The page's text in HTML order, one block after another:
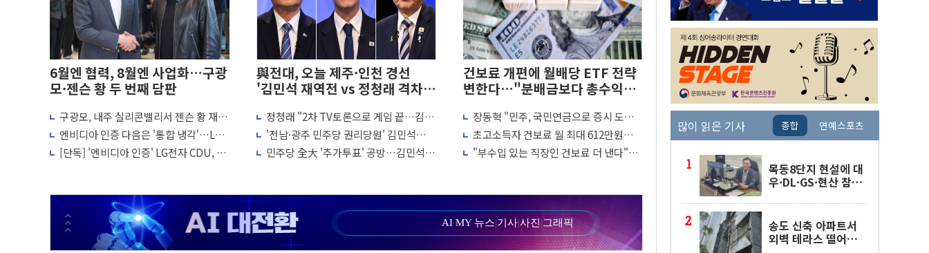
6월엔 협력, 8월엔 사업화…구광
모·젠슨 황 두 번째 담판
구광모, 내주 실리콘밸리서 젠슨 황 재
회…로봇·AI 데이터센터·모빌리티 구체
화
엔비디아 인증 다음은 '통합 냉각'…LG,
CDU 넘어 칠러까지 묶는다
[단독] '엔비디아 인증' LG전자 CDU, 美
與전대, 오늘 제주·인천 경선
'김민석 재역전 vs 정청래 격차
정청래 "2차 TV토론으로 게임 끝…김민
석, 신천지 허위신고에 배신 사과 안 해"
'전남·광주 민주당 권리당원' 김민석
47.5% 정청래 34.4% 송영길 14.6%
민주당 全大 '추가투표' 공방…김민석
건보료 개편에 월배당 ETF 전략
변한다…"분배금보다 총수익
장동혁 "민주, 국민연금으로 증시 도박
판 만들더니 아예 카지노 차릴 판"
초고소득자 건보료 월 최대 612만원으
로...하한도 상향
"부수입 있는 직장인 건보료 더 낸다"…
AI MY 뉴스|기사|사진 |그래픽
동해중부 전 해상 풍랑주의보…10일까지 최대 3.5m 높은 물결
연일 폭염에 온열질환 사망 23명…정부, 비상대응기구 가동
많이 읽은 기사 종합 연예스포츠
목동8단지 현설에 대
우·DL·GS·현산 참
가' 조건
송도 신축 아파트서
외벽 테라스 떨어